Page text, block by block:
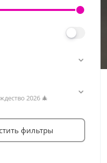
2026 🎄
фильтры